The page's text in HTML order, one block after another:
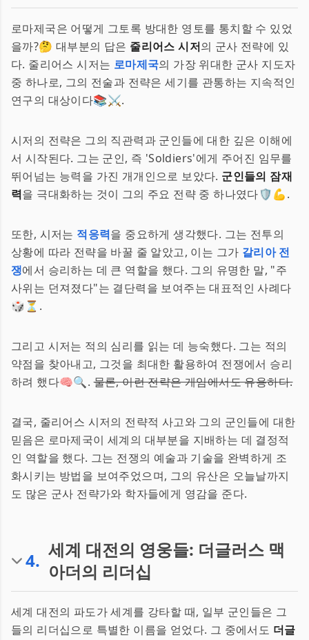
로마제국은 어떻게 그토록 방대한 영토를 통치할 수 있었
을까?🤔 대부분의 답은 줄리어스 시저의 군사 전략에 있
다. 줄리어스 시저는 로마제국의 가장 위대한 군사 지도자
중 하나로, 그의 전술과 전략은 세기를 관통하는 지속적인
연구의 대상이다📚⚔️.
시저의 전략은 그의 직관력과 군인들에 대한 깊은 이해에
서 시작된다. 그는 군인, 즉 'Soldiers'에게 주어진 임무를
뛰어넘는 능력을 가진 개개인으로 보았다. 군인들의 잠재
력을 극대화하는 것이 그의 주요 전략 중 하나였다🛡️💪.
또한, 시저는 적응력을 중요하게 생각했다. 그는 전투의
상황에 따라 전략을 바꿀 줄 알았고, 이는 그가 갈리아 전
쟁에서 승리하는 데 큰 역할을 했다. 그의 유명한 말, "주
사위는 던져졌다"는 결단력을 보여주는 대표적인 사례다
🎲⏳.
그리고 시저는 적의 심리를 읽는 데 능숙했다. 그는 적의
약점을 찾아내고, 그것을 최대한 활용하여 전쟁에서 승리
하려 했다🧠🔍.물론, 이런 전략은 게임에서도 유용하다.
결국, 줄리어스 시저의 전략적 사고와 그의 군인들에 대한
믿음은 로마제국이 세계의 대부분을 지배하는 데 결정적
인 역할을 했다. 그는 전쟁의 예술과 기술을 완벽하게 조
화시키는 방법을 보여주었으며, 그의 유산은 오늘날까지
도 많은 군사 전략가와 학자들에게 영감을 준다.
4. 세계 대전의 영웅들: 더글러스 맥
아더의 리더십
세계 대전의 파도가 세계를 강타할 때, 일부 군인들은 그
들의 리더십으로 특별한 이름을 얻었다. 그 중에서도 더글